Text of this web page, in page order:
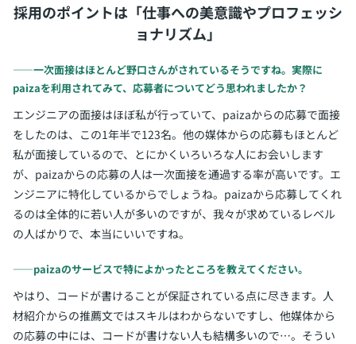
採用のポイントは「仕事への美意識やプロフェッシ
ョナリズム」
――一次面接はほとんど野口さんがされているそうですね。実際に
paizaを利用されてみて、応募者についてどう思われましたか？
エンジニアの面接はほぼ私が行っていて、paizaからの応募で面接
をしたのは、この1年半で123名。他の媒体からの応募もほとんど
私が面接しているので、とにかくいろいろな人にお会いします
が、paizaからの応募の人は一次面接を通過する率が高いです。エ
ンジニアに特化しているからでしょうね。paizaから応募してくれ
るのは全体的に若い人が多いのですが、我々が求めているレベル
の人ばかりで、本当にいいですね。
――paizaのサービスで特によかったところを教えてください。
やはり、コードが書けることが保証されている点に尽きます。人
材紹介からの推薦文ではスキルはわからないですし、他媒体から
の応募の中には、コードが書けない人も結構多いので…。そうい